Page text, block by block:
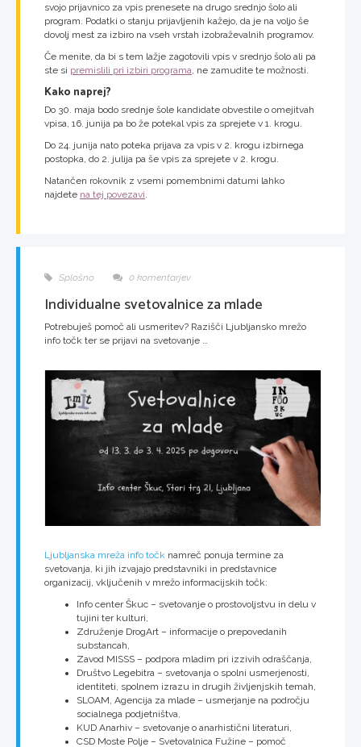
svojo prijavnico za vpis prenesete na drugo srednjo šolo ali
program. Podatki o stanju prijavljenih kažejo, da je na voljo še
dovolj mest za izbiro na vseh vrstah izobraževalnih programov.
Če menite, da bi s tem lažje zagotovili vpis v srednjo šolo ali pa
ste si premislili pri izbiri programa, ne zamudite te možnosti.
Kako naprej?
Do 30. maja bodo srednje šole kandidate obvestile o omejitvah
vpisa, 16. junija pa bo že potekal vpis za sprejete v 1. krogu.
Do 24. junija nato poteka prijava za vpis v 2. krogu izbirnega
postopka, do 2. julija pa še vpis za sprejete v 2. krogu.
Natančen rokovnik z vsemi pomembnimi datumi lahko
najdete na tej povezavi.
Splošno 0 komentarjev
Individualne svetovalnice za mlade
Potrebuješ pomoč ali usmeritev? Razišči Ljubljansko mrežo
info točk ter se prijavi na svetovanje …
Ljubljanska mreža info točk namreč ponuja termine za
svetovanja, ki jih izvajajo predstavniki in predstavnice
organizacij, vključenih v mrežo informacijskih točk:
Info center Škuc – svetovanje o prostovoljstvu in delu v
tujini ter kulturi,
Združenje DrogArt – informacije o prepovedanih
substancah,
Zavod MISSS – podpora mladim pri izzivih odraščanja,
Društvo Legebitra – svetovanja o spolni usmerjenosti,
identiteti, spolnem izrazu in drugih življenjskih temah,
SLOAM, Agencija za mlade – usmerjanje na področju
socialnega podjetništva,
KUD Anarhiv – svetovanje o anarhistični literaturi,
CSD Moste Polje – Svetovalnica Fužine – pomoč